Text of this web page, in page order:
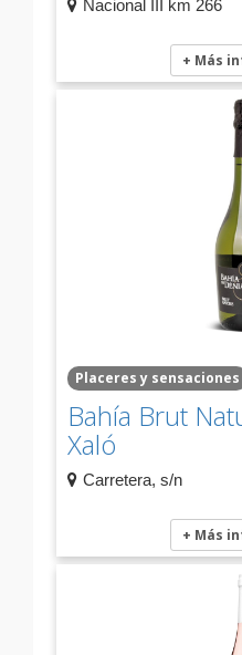
Nacional III km 266
+ Más
Placeres y sensaciones
Bahía Brut
Xaló
Carretera, s/n
+ Más